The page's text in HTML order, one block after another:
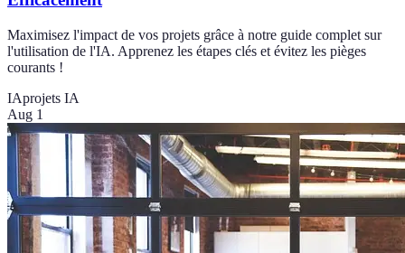
Maximisez l'impact de vos projets grâce à notre guide complet sur
l'utilisation de l'IA. Apprenez les étapes clés et évitez les pièges
courants !
IAprojets IA
Aug 1